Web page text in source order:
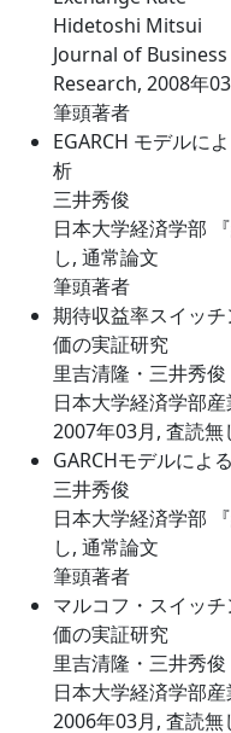
Hidetoshi Mitsui
Journal of
Research, 2008年
筆頭著者
EGARCH モデルに
析
三井秀俊
日本大学経済学部
し, 通常論文
筆頭著者
期待収益率スイッ
価の実証研究
里吉清隆・三井秀俊
日本大学経済学部
2007年03月, 査読無
GARCHモデルによ
三井秀俊
日本大学経済学部
し, 通常論文
筆頭著者
マルコフ・スイッ
価の実証研究
里吉清隆・三井秀俊
日本大学経済学部
2006年03月, 査読無